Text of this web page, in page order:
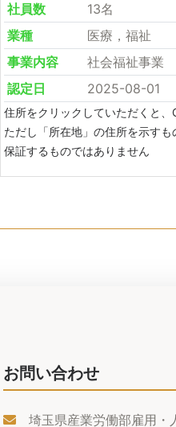
社員数
13名
業種
医療，福祉
事業内容
社会福祉事業
認定日
2025-08-01
住所をクリックしていただくと、
ただし「所在地」の住所を示す
保証するものではありません
お問い合わせ
埼玉県産業労働部雇用・